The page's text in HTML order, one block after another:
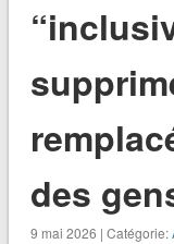
des
9 mai 2026 | Catégorie: